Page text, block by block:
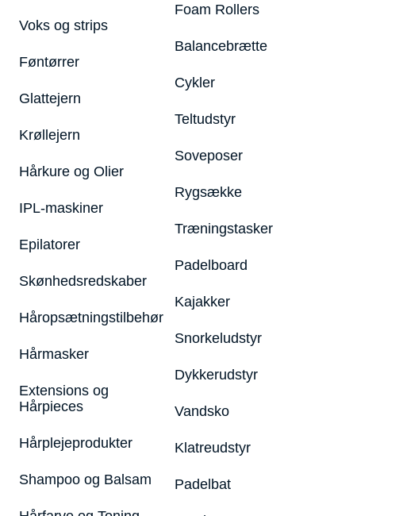
Voks og strips
Føntørrer
Glattejern
Krøllejern
Hårkure og Olier
IPL-maskiner
Epilatorer
Skønhedsredskaber
Håropsætningstilbehør
Hårmasker
Extensions og
Hårpieces
Hårplejeprodukter
Shampoo og Balsam
Foam Rollers
Balancebrætte
Cykler
Teltudstyr
Soveposer
Rygsække
Træningstasker
Padelboard
Kajakker
Snorkeludstyr
Dykkerudstyr
Vandsko
Klatreudstyr
Padelbat